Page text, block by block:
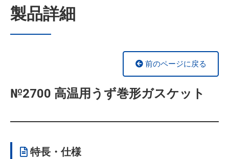
製品詳細
前のページに戻る
№2700 高温用うず巻形ガスケット
特長・仕様